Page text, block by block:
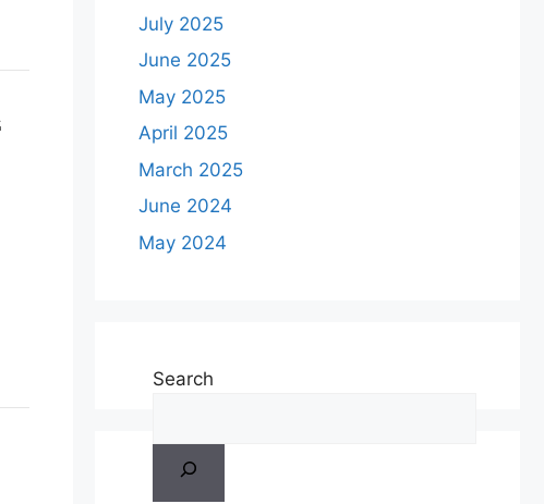
July 2025
June 2025
May 2025
April 2025
March 2025
June 2024
May 2024
Search